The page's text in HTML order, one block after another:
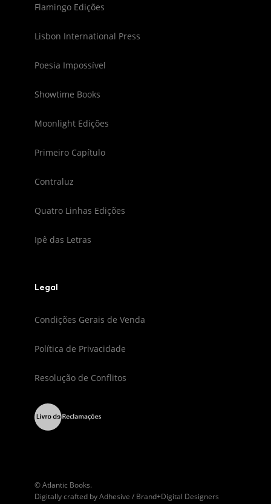
Flamingo Edições
Lisbon International Press
Poesia Impossível
Showtime Books
Moonlight Edições
Primeiro Capítulo
Contraluz
Quatro Linhas Edições
Ipê das Letras
Legal
Condições Gerais de Venda
Política de Privacidade
Resolução de Conflitos
© Atlantic Books.
Digitally crafted byAdhesive / Brand+Digital Designers